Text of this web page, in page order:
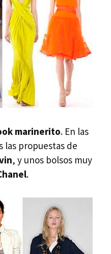
marinerito. En las
las propuestas de
, y unos bolsos muy
.